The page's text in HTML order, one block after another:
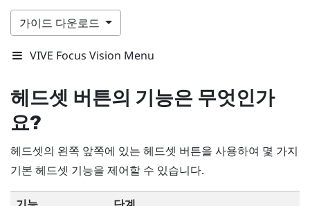
가이드 다운로드
VIVE Focus Vision Menu
헤드셋 버튼의 기능은 무엇인가
요?
헤드셋의 왼쪽 앞쪽에 있는 헤드셋 버튼을 사용하여 몇 가지
기본 헤드셋 기능을 제어할 수 있습니다.